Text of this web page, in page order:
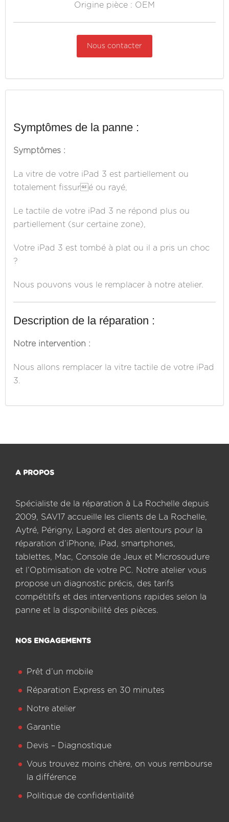
Origine pièce : OEM
Nous contacter
Symptômes de la panne :
Symptômes :
La vitre de votre iPad 3 est partiellement ou
totalement fissuré ou rayé,
Le tactile de votre iPad 3 ne répond plus ou
partiellement (sur certaine zone),
Votre iPad 3 est tombé à plat ou il a pris un choc
?
Nous pouvons vous le remplacer à notre atelier.
Description de la réparation :
Notre intervention :
Nous allons remplacer la vitre tactile de votre iPad
3.
A PROPOS
Spécialiste de la réparation à La Rochelle depuis
2009, SAV17 accueille les clients de La Rochelle,
Aytré, Périgny, Lagord et des alentours pour la
réparation d’iPhone, iPad, smartphones,
tablettes, Mac, Console de Jeux et Microsoudure
et l’Optimisation de votre PC. Notre atelier vous
propose un diagnostic précis, des tarifs
compétitifs et des interventions rapides selon la
panne et la disponibilité des pièces.
NOS ENGAGEMENTS
Prêt d’un mobile
Réparation Express en 30 minutes
Notre atelier
Garantie
Devis – Diagnostique
Vous trouvez moins chère, on vous rembourse
la différence
Politique de confidentialité